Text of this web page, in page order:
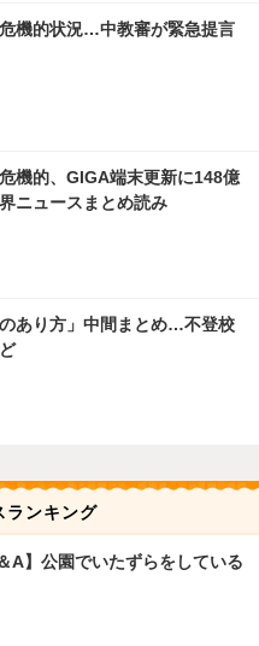
機的状況…中教審が緊急提言
機的、GIGA端末更新に148億
ニュースまとめ読み
あり方」中間まとめ…不登校
ランキング
A】公園でいたずらをしている